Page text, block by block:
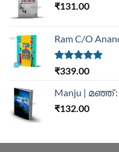
₹131.00
Ram C/O
Rated5.00
₹339.00
Manju |
₹132.00